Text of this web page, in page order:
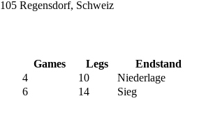
Regensdorf, Schweiz
Games Legs
Endstand
4 10
Niederlage
6 14 Sieg